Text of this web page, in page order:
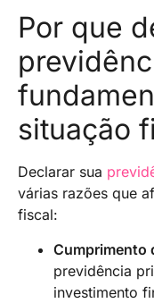
Por que
situação
Declarar sua
várias razões que
fiscal:
Cumprimento
previdência
investimento